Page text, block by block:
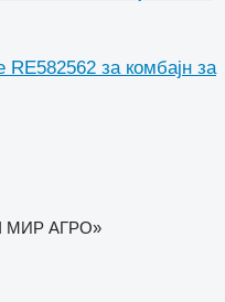
за комбајн за
МИР АГРО»